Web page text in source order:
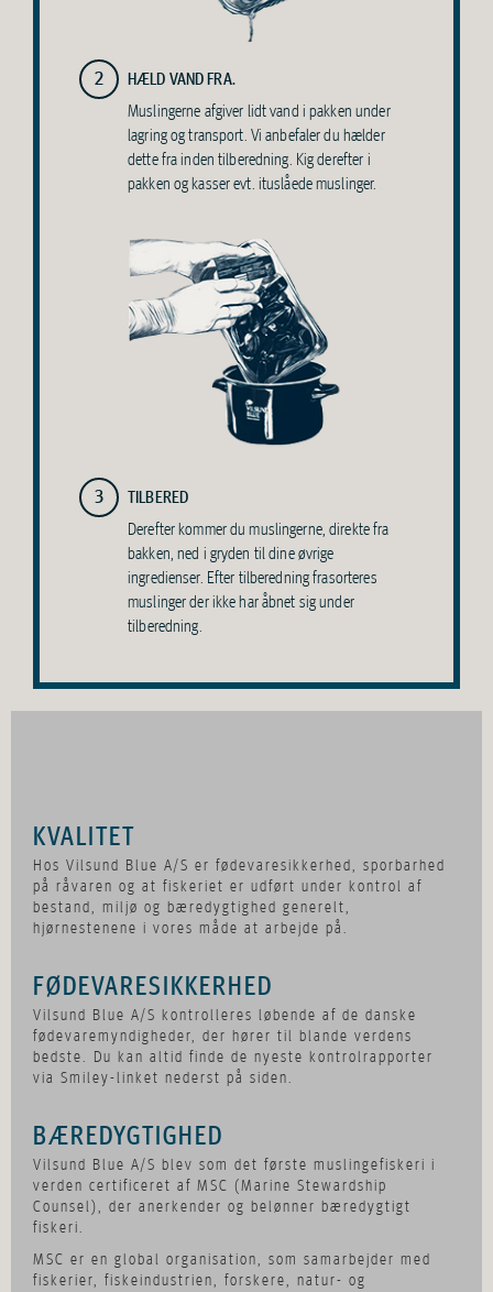
2
HÆLD VAND FRA.
Muslingerne afgiver lidt vand i pakken under
lagring og transport. Vi anbefaler du hælder
dette fra inden tilberedning. Kig derefter i
pakken og kasser evt. ituslåede muslinger.
3
TILBERED
Derefter kommer du muslingerne, direkte fra
bakken, ned i gryden til dine øvrige
ingredienser. Efter tilberedning frasorteres
muslinger der ikke har åbnet sig under
tilberedning.
KVALITET
Hos Vilsund Blue A/S er fødevaresikkerhed, sporbarhed
på råvaren og at fiskeriet er udført under kontrol af
bestand, miljø og bæredygtighed generelt,
hjørnestenene i vores måde at arbejde på.
FØDEVARESIKKERHED
Vilsund Blue A/S kontrolleres løbende af de danske
fødevaremyndigheder, der hører til blande verdens
bedste. Du kan altid finde de nyeste kontrolrapporter
via Smiley-linket nederst på siden.
BÆREDYGTIGHED
Vilsund Blue A/S blev som det første muslingefiskeri i
verden certificeret af MSC (Marine Stewardship
Counsel), der anerkender og belønner bæredygtigt
fiskeri.
MSC er en global organisation, som samarbejder med
fiskerier, fiskeindustrien, forskere, natur- og